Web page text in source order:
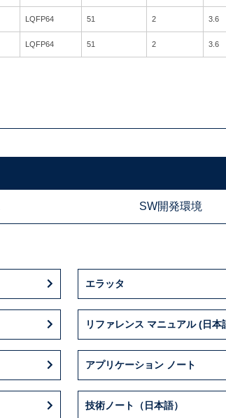
LQFP64 51 2 3.6
LQFP64 51 2 3.6
SW開発環境
エラッタ
リファレンス マニュアル (日本
アプリケーション ノート
技術ノート（日本語）